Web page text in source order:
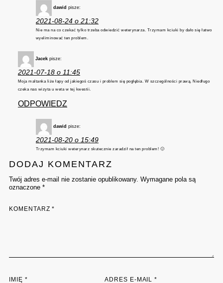
dawid pisze:
2021-08-24 o 21:32
Nie ma na co czekać tylko trzeba odwiedzić weterynarza. Trzymam kciuki by dało się łatwo
wyeliminować ten problem.
Jacek pisze:
2021-07-18 o 11:45
Moja maltanka liże łapy od jakiegoś czasu i problem się pogłębia. W szczególności prawą. Niedługo
czeka nas wizyta u weta w tej kwestii.
ODPOWIEDZ
dawid pisze:
2021-08-20 o 15:49
Trzymam kciuki weterynarz skutecznie zaradził na ten problem! 🙂
DODAJ KOMENTARZ
Twój adres e-mail nie zostanie opublikowany. Wymagane pola są
oznaczone *
KOMENTARZ*
IMIĘ * ADRES E-MAIL*